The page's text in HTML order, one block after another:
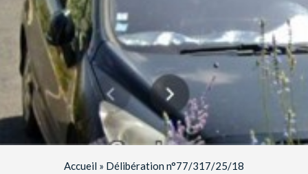
Accueil » Délibération n°77/317/25/18